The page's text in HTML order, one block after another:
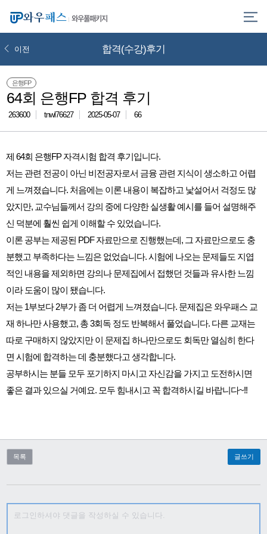
와우풀패키지
합격(수강)후기
이전
은행FP
64회 은행FP 합격 후기
263600 tnwl76627 2025-05-07 66
제 64회 은행FP 자격시험 합격 후기입니다.
저는 관련 전공이 아닌 비전공자로서 금융 관련 지식이 생소하고 어렵
게 느껴졌습니다. 처음에는 이론 내용이 복잡하고 낯설어서 걱정도 많
았지만, 교수님들께서 강의 중에 다양한 실생활 예시를 들어 설명해주
신 덕분에 훨씬 쉽게 이해할 수 있었습니다.
이론 공부는 제공된 PDF 자료만으로 진행했는데, 그 자료만으로도 충
분했고 부족하다는 느낌은 없었습니다. 시험에 나오는 문제들도 지엽
적인 내용을 제외하면 강의나 문제집에서 접했던 것들과 유사한 느낌
이라 도움이 많이 됐습니다.
저는 1부보다 2부가 좀 더 어렵게 느껴졌습니다. 문제집은 와우패스 교
재 하나만 사용했고, 총 3회독 정도 반복해서 풀었습니다. 다른 교재는
따로 구매하지 않았지만 이 문제집 하나만으로도 회독만 열심히 한다
면 시험에 합격하는 데 충분했다고 생각합니다.
공부하시는 분들 모두 포기하지 마시고 자신감을 가지고 도전하시면
좋은 결과 있으실 거예요. 모두 힘내시고 꼭 합격하시길 바랍니다~!!
목록 글쓰기